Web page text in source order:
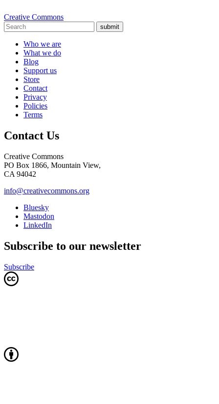
Creative Commons
submit
Who we are
What we do
Blog
Support us
Store
Contact
Privacy
Policies
Terms
Contact Us
Creative Commons
PO Box 1866, Mountain View,
CA 94042
info@creativecommons.org
Bluesky
Mastodon
LinkedIn
Subscribe to our newsletter
Subscribe